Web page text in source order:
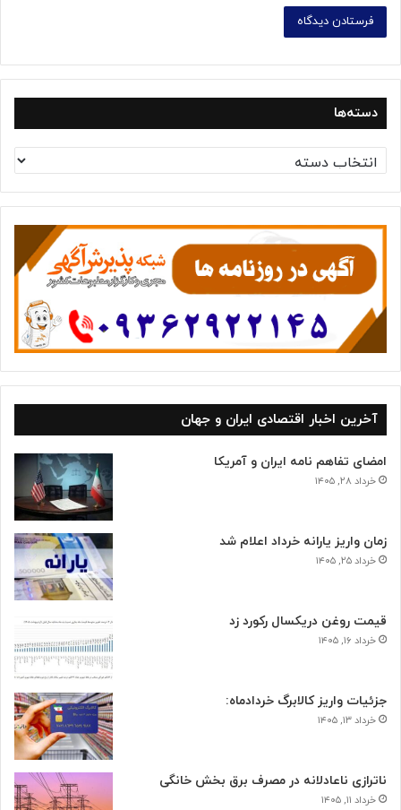
دسته‌ها
س
ت
ه‌
ه
آخرین اخبار اقتصادی ایران و جهان
امضای تفاهم نامه ایران و آمریکا
خرداد ۲۸, ۱۴۰۵
زمان واریز یارانه خرداد اعلام شد
خرداد ۲۵, ۱۴۰۵
قیمت روغن دریکسال رکورد زد
خرداد ۱۶, ۱۴۰۵
جزئیات واریز کالابرگ خردادماه:
خرداد ۱۳, ۱۴۰۵
ناترازی ناعادلانه در مصرف برق بخش خانگی
خرداد ۱۱, ۱۴۰۵